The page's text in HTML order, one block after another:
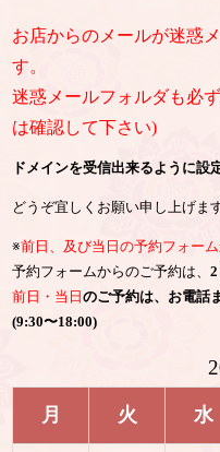
お店からのメールが迷惑
す。
迷惑メールフォルダも必
は確認して下さい)
ドメインを受信出来るように
どうぞ宜しくお願い申し上げます
※前日、及び当日の予約フォー
予約フォームからのご予約は、
前日・当日のご予約は、お電話
(9:30〜18:00)
月 火 水